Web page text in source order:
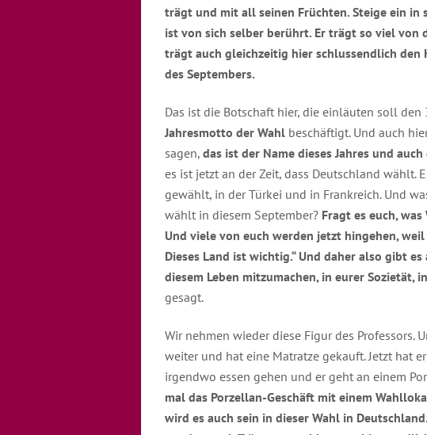
trägt und mit all seinen Früchten. Steige ein in
ist von sich selber berührt. Er trägt so viel von
trägt auch gleichzeitig hier schlussendlich den
des Septembers.
Das ist die Botschaft hier, die einläuten soll
Jahresmotto der Wahl beschäftigt. Und auch
sagen, das ist der Name dieses Jahres und
es ist jetzt an der Zeit, dass Deutschland wählt.
gewählt, in der Türkei und in Frankreich. Und
wählt in diesem September? Fragt es euch,
Und viele von euch werden jetzt hingehen,
Dieses Land ist wichtig.“ Und daher also gibt
diesem Leben mitzumachen, in eurer Sozietät,
gesagt.
Wir nehmen wieder diese Figur des Professors.
weiter und hat eine Matratze gekauft. Jetzt hat
irgendwo essen gehen und er geht an einem
mal das Porzellan-Geschäft mit einem
wird es auch sein in dieser Wahl in